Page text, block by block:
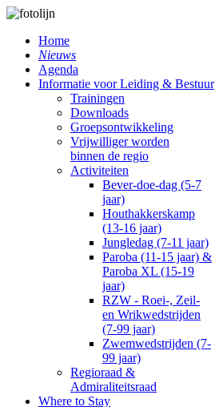
Home
Nieuws
Agenda
Informatie voor Leiding & Bestuur
Trainingen
Downloads
Groepsontwikkeling
Vrijwilliger worden
binnen de regio
Activiteiten
Bever-doe-dag (5-7
jaar)
Houthakkerskamp
(13-16 jaar)
Jungledag (7-11 jaar)
Paroba (11-15 jaar) &
Paroba XL (15-19
jaar)
RZW - Roei-, Zeil-
en Wrikwedstrijden
(7-99 jaar)
Zwemwedstrijden (7-
99 jaar)
Regioraad &
Admiraliteitsraad
Where to Stay